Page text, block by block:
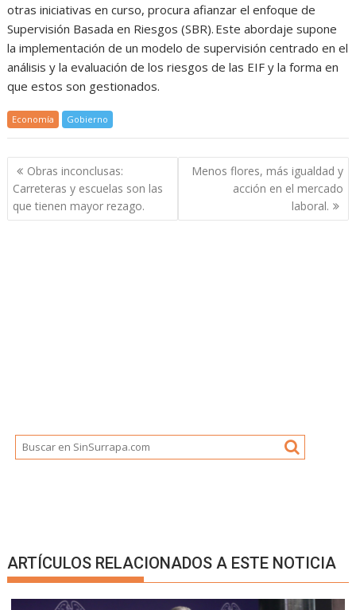
otras iniciativas en curso, procura afianzar el enfoque de
Supervisión Basada en Riesgos (SBR). Este abordaje supone
la implementación de un modelo de supervisión centrado en el
análisis y la evaluación de los riesgos de las EIF y la forma en
que estos son gestionados.
Economía Gobierno
Navegación
de
entradas
Obras inconclusas:
Carreteras y escuelas son las
que tienen mayor rezago.
Menos flores, más igualdad y
acción en el mercado
laboral.
ARTÍCULOS RELACIONADOS A ESTE NOTICIA